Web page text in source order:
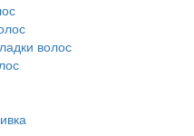
волос